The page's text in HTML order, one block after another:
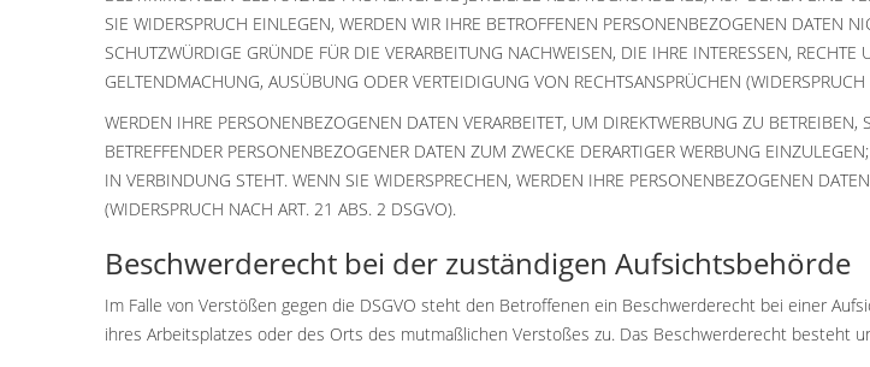
SIE WIDERSPRUCH EINLEGEN, WERDEN WIR IHRE BETROFFENEN PERSONENBEZOGENEN DATEN
SCHUTZWÜRDIGE GRÜNDE FÜR DIE VERARBEITUNG NACHWEISEN, DIE IHRE INTERESSEN,
GELTENDMACHUNG, AUSÜBUNG ODER VERTEIDIGUNG VON RECHTSANSPRÜCHEN
WERDEN IHRE PERSONENBEZOGENEN DATEN VERARBEITET, UM DIREKTWERBUNG ZU
BETREFFENDER PERSONENBEZOGENER DATEN ZUM ZWECKE DERARTIGER WERBUNG
IN VERBINDUNG STEHT. WENN SIE WIDERSPRECHEN, WERDEN IHRE PERSONENBEZOGENEN
(WIDERSPRUCH NACH ART. 21 ABS. 2 DSGVO).
Beschwerde­recht bei der zuständigen Aufsichts­behörde
Im Falle von Verstößen gegen die DSGVO steht den Betroffenen ein Beschwerderecht bei einer
ihres Arbeitsplatzes oder des Orts des mutmaßlichen Verstoßes zu. Das Beschwerderecht besteht